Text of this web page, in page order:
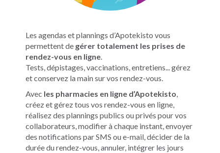
Les agendas et plannings d’Apotekisto vous
permettent de gérer totalement les prises de
rendez-vous en ligne.
Tests, dépistages, vaccinations, entretiens... gérez
et conservez la main sur vos rendez-vous.
Avec les pharmacies en ligne d’Apotekisto,
créez et gérez tous vos rendez-vous en ligne,
réalisez des plannings publics ou privés pour vos
collaborateurs, modifier à chaque instant, envoyer
des notifications par SMS ou e-mail, décider de la
durée du rendez-vous, annuler, intégrer les jours